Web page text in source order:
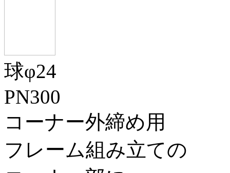
球φ24
PN300
コーナー外締め用
フレーム組み立ての